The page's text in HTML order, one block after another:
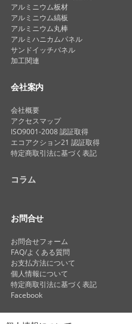
アルミニウム板材
アルミニウム縞板
アルミニウム丸棒
アルミハニカムパネル
サンドイッチパネル
加工関連
会社案内
会社概要
アクセスマップ
ISO9001-2008 認証取得
エコアクション21 認証取得
特定商取引法に基づく表記
コラム
お問合せ
お問合せフォーム
FAQ/よくある質問
お支払方法について
個人情報について
特定商取引法に基づく表記
Facebook